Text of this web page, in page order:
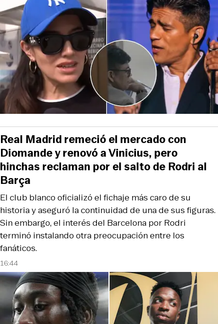
16:44
El club blanco oficializó el fichaje más caro de su
historia y aseguró la continuidad de una de sus figuras.
Sin embargo, el interés del Barcelona por Rodri
terminó instalando otra preocupación entre los
fanáticos.
Real Madrid remeció el mercado con
Diomande y renovó a Vinicius, pero
hinchas reclaman por el salto de Rodri al
Barça